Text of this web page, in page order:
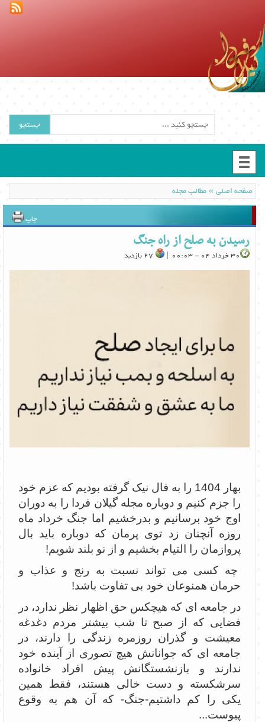
جستجو
صفحه اصلی»مطالب مجله
چاپ
رسیدن به صلح از راه جنگ
30 خرداد 04 - 00:03 |
بهار 1404 را به فال نیک گرفته بودیم که عزم خود
را جزم کنیم و دوباره مجله گیلان فردا را به دوران
اوج خود برسانیم و بدرخشیم اما جنگ خرداد ماه
روزه آنچنان زد توی پرمان که دوباره باید بال
پروازمان را التیام بخشیم و از نو بلند شویم!
چه کسی می تواند نسبت به رنج و عذاب و
حرمان همنوعان خود بی تفاوت باشد!
در جامعه ای که هیچکس حق اظهار نظر ندارد، در
فضایی که از صبح تا شب بیشتر مردم دغدغه
معیشت و گذران روزمره زندگی را دارند، در
جامعه ای که جوانانش هیچ تصوری از آینده خود
ندارند و بازنشستگانش پیش افراد خانواده
سرشکسته و دست خالی هستند، فقط همین
یکی را کم داشتیم-جنگ- که آن هم به وقوع
پیوست...